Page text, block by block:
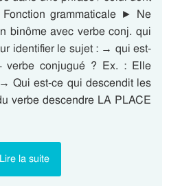
grammaticale ► Ne
binôme avec verbe conj. qui
identifier le sujet : → qui est-
verbe conjugué ? Ex. : Elle
Qui est-ce qui descendit les
verbe descendre LA PLACE
Lire la suite